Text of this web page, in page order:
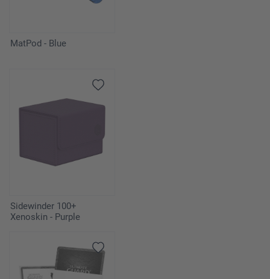
MatPod - Blue
Sidewinder 100+
Xenoskin - Purple